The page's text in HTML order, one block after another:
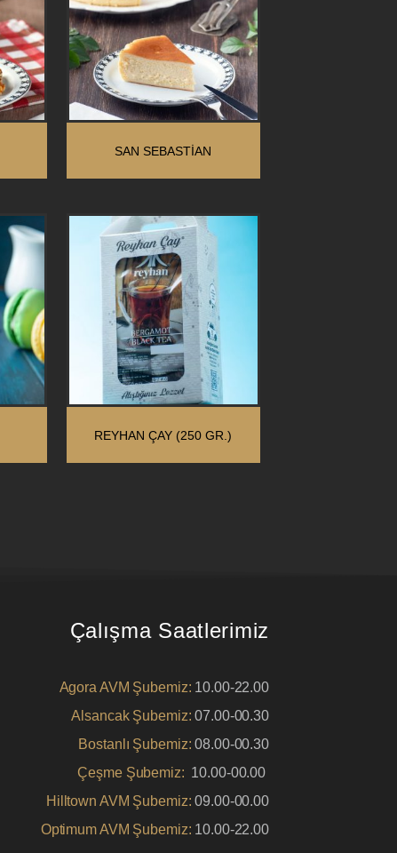
SAN SEBASTIAN
REYHAN ÇAY (250 GR.)
Çalışma Saatlerimiz
Agora AVM Şubemiz: 10.00-22.00
Alsancak Şubemiz: 07.00-00.30
Bostanlı Şubemiz: 08.00-00.30
Çeşme Şubemiz: 10.00-00.00
Hilltown AVM Şubemiz: 09.00-00.00
Optimum AVM Şubemiz: 10.00-22.00